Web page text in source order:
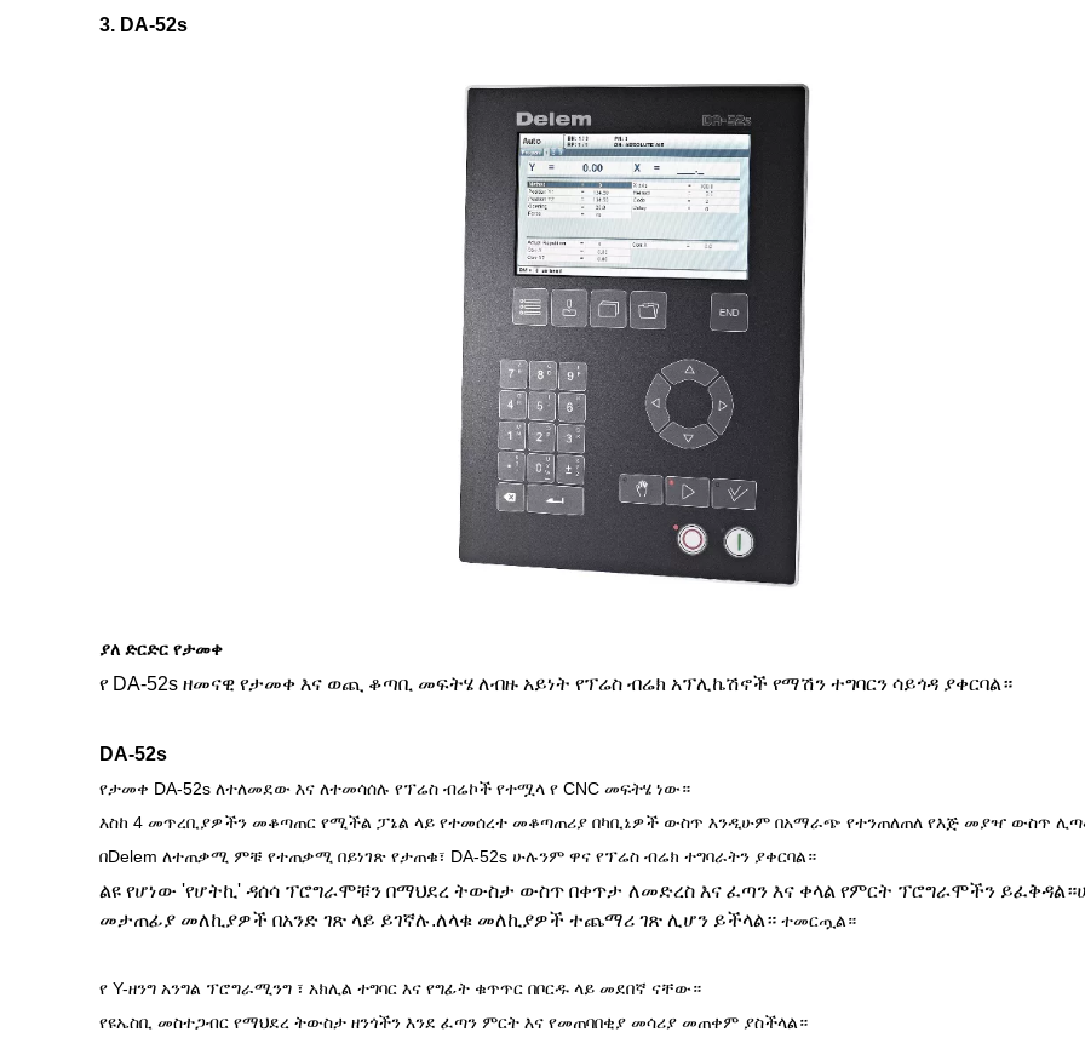
3. DA-52s
ያለ ድርድር የታመቀ
የ DA-52s ዘመናዊ የታመቀ እና ወጪ ቆጣቢ መፍትሄ ለብዙ አይነት የፕሬስ ብሬክ አፕሊኬሽኖች የማሽን ተግባርን ሳይጎዳ ያቀርባል።
DA-52s
የታመቀ DA-52s ለተለመደው እና ለተመሳሰሉ የፕሬስ ብሬኮች የተሟላ የ CNC መፍትሄ ነው።
እስከ 4 መጥረቢያዎችን መቆጣጠር የሚችል ፓኔል ላይ የተመሰረተ መቆጣጠሪያ በካቢኔዎች ውስጥ እንዲሁም በአማራጭ የተንጠለጠለ የእጅ መያዣ ውስጥ
በDelem ለተጠቃሚ ምቹ የተጠቃሚ በይነገጽ የታጠቁ፣ DA-52s ሁሉንም ዋና የፕሬስ ብሬክ ተግባራትን ያቀርባል።
ልዩ የሆነው 'የሆትኪ' ዳሰሳ ፕሮግራሞቹን በማህደረ ትውስታ ውስጥ በቀጥታ ለመድረስ እና ፈጣን እና ቀላል የምርት ፕሮግራሞችን
መታጠፊያ መለኪያዎች በአንድ ገጽ ላይ ይገኛሉ.ለላቁ መለኪያዎች ተጨማሪ ገጽ ሊሆን ይችላል። ተመርጧል።
የ Y-ዘንግ አንግል ፕሮግራሚንግ ፣ አክሊል ተግባር እና የግፊት ቁጥጥር በቦርዱ ላይ መደበኛ ናቸው።
የዩኤስቢ መስተጋብር የማህደረ ትውስታ ዘንጎችን እንደ ፈጣን ምርት እና የመጠባበቂያ መሳሪያ መጠቀም ያስችላል።